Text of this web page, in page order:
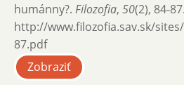
humánny?. Filozofia, 50(2), 84-
http://www.filozofia.sav.sk/
87.pdf
Zobraziť